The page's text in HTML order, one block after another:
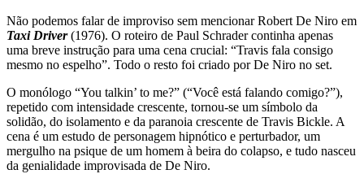
Não podemos falar de improviso sem mencionar Robert De Niro em
Taxi Driver(1976). O roteiro de Paul Schrader continha apenas
uma breve instrução para uma cena crucial: “Travis fala consigo
mesmo no espelho”. Todo o resto foi criado por De Niro no set.
O monólogo “You talkin’ to me?” (“Você está falando comigo?”),
repetido com intensidade crescente, tornou-se um símbolo da
solidão, do isolamento e da paranoia crescente de Travis Bickle. A
cena é um estudo de personagem hipnótico e perturbador, um
mergulho na psique de um homem à beira do colapso, e tudo nasceu
da genialidade improvisada de De Niro.